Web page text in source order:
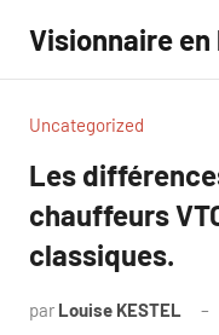
contenu
Visionnaire en
Uncategorized
Les
chauffeurs
classiques.
par Louise KESTEL